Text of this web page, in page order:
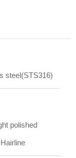
steel(STS316)
polished
Hairline